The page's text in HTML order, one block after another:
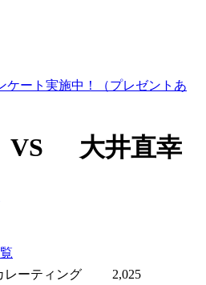
ケート実施中！（プレゼントあ
VS 大井直幸
レーティング
2,025